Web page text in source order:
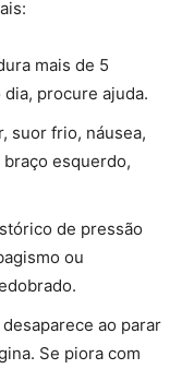
mais de 5
procure ajuda.
suor frio, náusea,
esquerdo,
de pressão
ou
ao parar
Se piora com